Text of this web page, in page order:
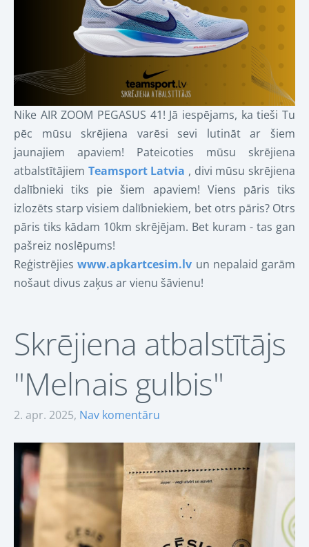
Nike AIR ZOOM PEGASUS 41! Jā iespējams, ka tieši Tu
pēc mūsu skrējiena varēsi sevi lutināt ar šiem
jaunajiem apaviem! Pateicoties mūsu skrējiena
atbalstītājiem Teamsport Latvia , divi mūsu skrējiena
dalībnieki tiks pie šiem apaviem! Viens pāris tiks
izlozēts starp visiem dalībniekiem, bet otrs pāris? Otrs
pāris tiks kādam 10km skrējējam. Bet kuram - tas gan
pašreiz noslēpums!
Reģistrējieswww.apkartcesim.lv un nepalaid garām
nošaut divus zaķus ar vienu šāvienu!
Skrējiena atbalstītājs
"Melnais gulbis"
2. apr. 2025, Nav komentāru